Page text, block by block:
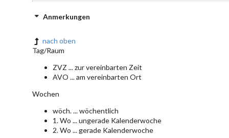
Anmerkungen
nach oben
Tag/Raum
ZVZ ... zur vereinbarten Zeit
AVO ... am vereinbarten Ort
Wochen
wöch. ... wöchentlich
1. Wo ... ungerade Kalenderwoche
2. Wo ... gerade Kalenderwoche